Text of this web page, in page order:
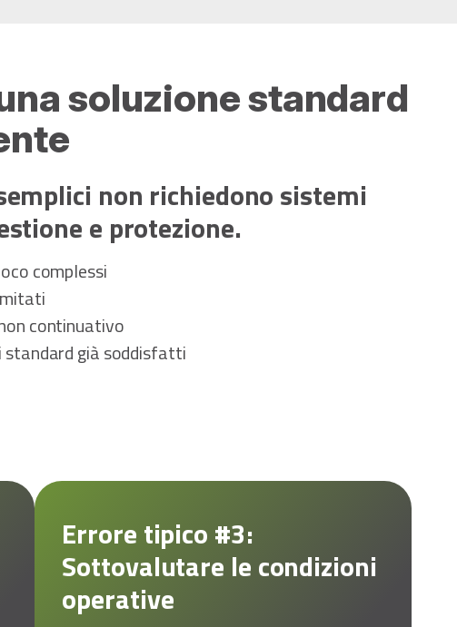
soluzione standard
non richiedono sistemi
e protezione.
complessi
continuativo
standard già soddisfatti
Errore tipico #3:
Sottovalutare le condizioni
operative